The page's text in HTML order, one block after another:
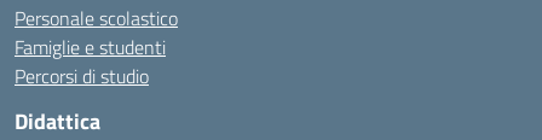
Personale scolastico
Famiglie e studenti
Percorsi di studio
Didattica